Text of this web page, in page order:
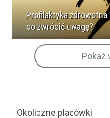
Profilaktyka zdrowotna
co zwrócić uwagę?
Pokaż
Okoliczne placówki